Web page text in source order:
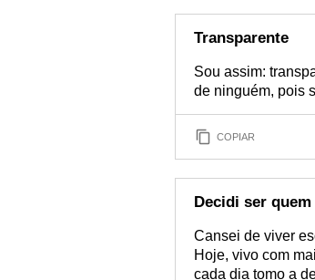
Transparente
Sou assim:
de ninguém, pois
COPIAR
Decidi ser
Cansei de viver
Hoje, vivo com
cada dia tomo a